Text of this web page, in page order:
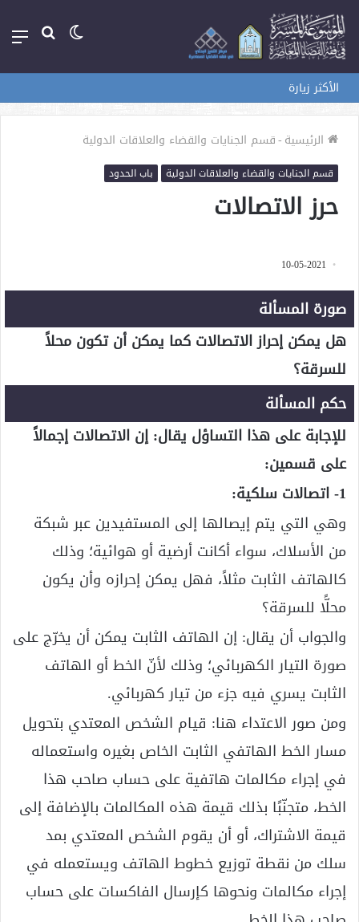
بحث الوضع
الأكثر زيارة
الرئيسية-قسم الجنايات والقضاء والعلاقات الدولية
قسم الجنايات والقضاء والعلاقات الدولية باب الحدود
حرز الاتصالات
10-05-2021
صورة المسألة
هل يمكن إحراز الاتصالات كما يمكن أن تكون محلاً
للسرقة؟
حكم المسألة
للإجابة على هذا التساؤل يقال: إن الاتصالات إجمالاً
على قسمين:
1- اتصالات سلكية:
وهي التي يتم إيصالها إلى المستفيدين عبر شبكة
من الأسلاك، سواء أكانت أرضية أو هوائية؛ وذلك
كالهاتف الثابت مثلاً، فهل يمكن إحرازه وأن يكون
محلًّا للسرقة؟
والجواب أن يقال: إن الهاتف الثابت يمكن أن يخرّج على
صورة التيار الكهربائي؛ وذلك لأنّ الخط أو الهاتف
الثابت يسري فيه جزء من تيار كهربائي.
ومن صور الاعتداء هنا: قيام الشخص المعتدي بتحويل
مسار الخط الهاتفي الثابت الخاص بغيره واستعماله
في إجراء مكالمات هاتفية على حساب صاحب هذا
الخط، متجنّبًا بذلك قيمة هذه المكالمات بالإضافة إلى
قيمة الاشتراك، أو أن يقوم الشخص المعتدي بمد
سلك من نقطة توزيع خطوط الهاتف ويستعمله في
إجراء مكالمات ونحوها كإرسال الفاكسات على حساب